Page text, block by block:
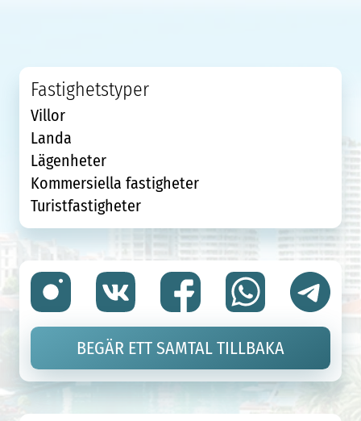
Fastighetstyper
Villor
Landa
Lägenheter
Kommersiella fastigheter
Turistfastigheter
BEGÄR ETT SAMTAL TILLBAKA